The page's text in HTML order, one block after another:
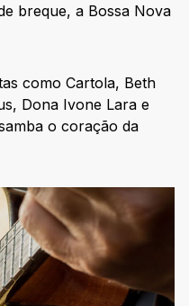
breque, a Bossa Nova
como Cartola, Beth
Dona Ivone Lara e
o coração da